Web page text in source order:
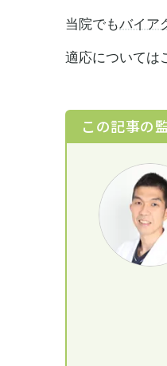
当院でもバイア
適応については
この記事の